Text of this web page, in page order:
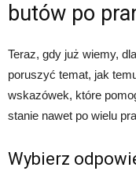
butów po
Teraz, gdy już wiemy,
poruszyć temat, jak
wskazówek, które
stanie nawet po wielu
Wybierz